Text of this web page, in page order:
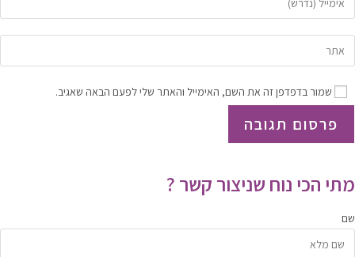
שלך
שם
משתמש
כדי
להגיב
את
כתובת
דואר
שלך
להגיב
את
כתובת
אתר
האינטרנט
שלך
שמור בדפדפן זה את השם, האימייל והאתר שלי לפעם הבאה שאגיב.
מתי הכי נוח שניצור קשר ?
שם